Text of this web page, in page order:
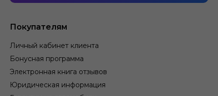
Покупателям
Личный кабинет клиента
Бонусная программа
Электронная книга отзывов
Юридическая информация